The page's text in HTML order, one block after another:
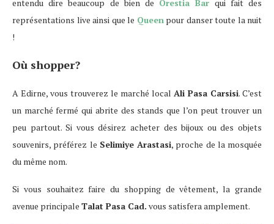
entendu dire beaucoup de bien de Orestia Bar qui fait des
représentations live ainsi que le Queen pour danser toute la nuit
!
Où shopper?
A Edirne, vous trouverez le marché local Ali Pasa Carsisi. C’est
un marché fermé qui abrite des stands que l’on peut trouver un
peu partout. Si vous désirez acheter des bijoux ou des objets
souvenirs, préférez le Selimiye Arastasi, proche de la mosquée
du même nom.
Si vous souhaitez faire du shopping de vêtement, la grande
avenue principale Talat Pasa Cad. vous satisfera amplement.